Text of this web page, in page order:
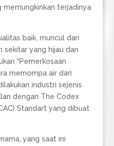
terjadinya
baik, muncul dari
sekitar yang hijau dan
“Pemerkosaan
memompa air dari
industri sejenis
dengan The Codex
Standart yang dibuat
yang saat ini